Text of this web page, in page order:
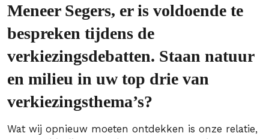
Meneer Segers, er is voldoende te
bespreken tijdens de
verkiezingsdebatten. Staan natuur
en milieu in uw top drie van
verkiezingsthema’s?
Wat wij opnieuw moeten ontdekken is onze relatie,